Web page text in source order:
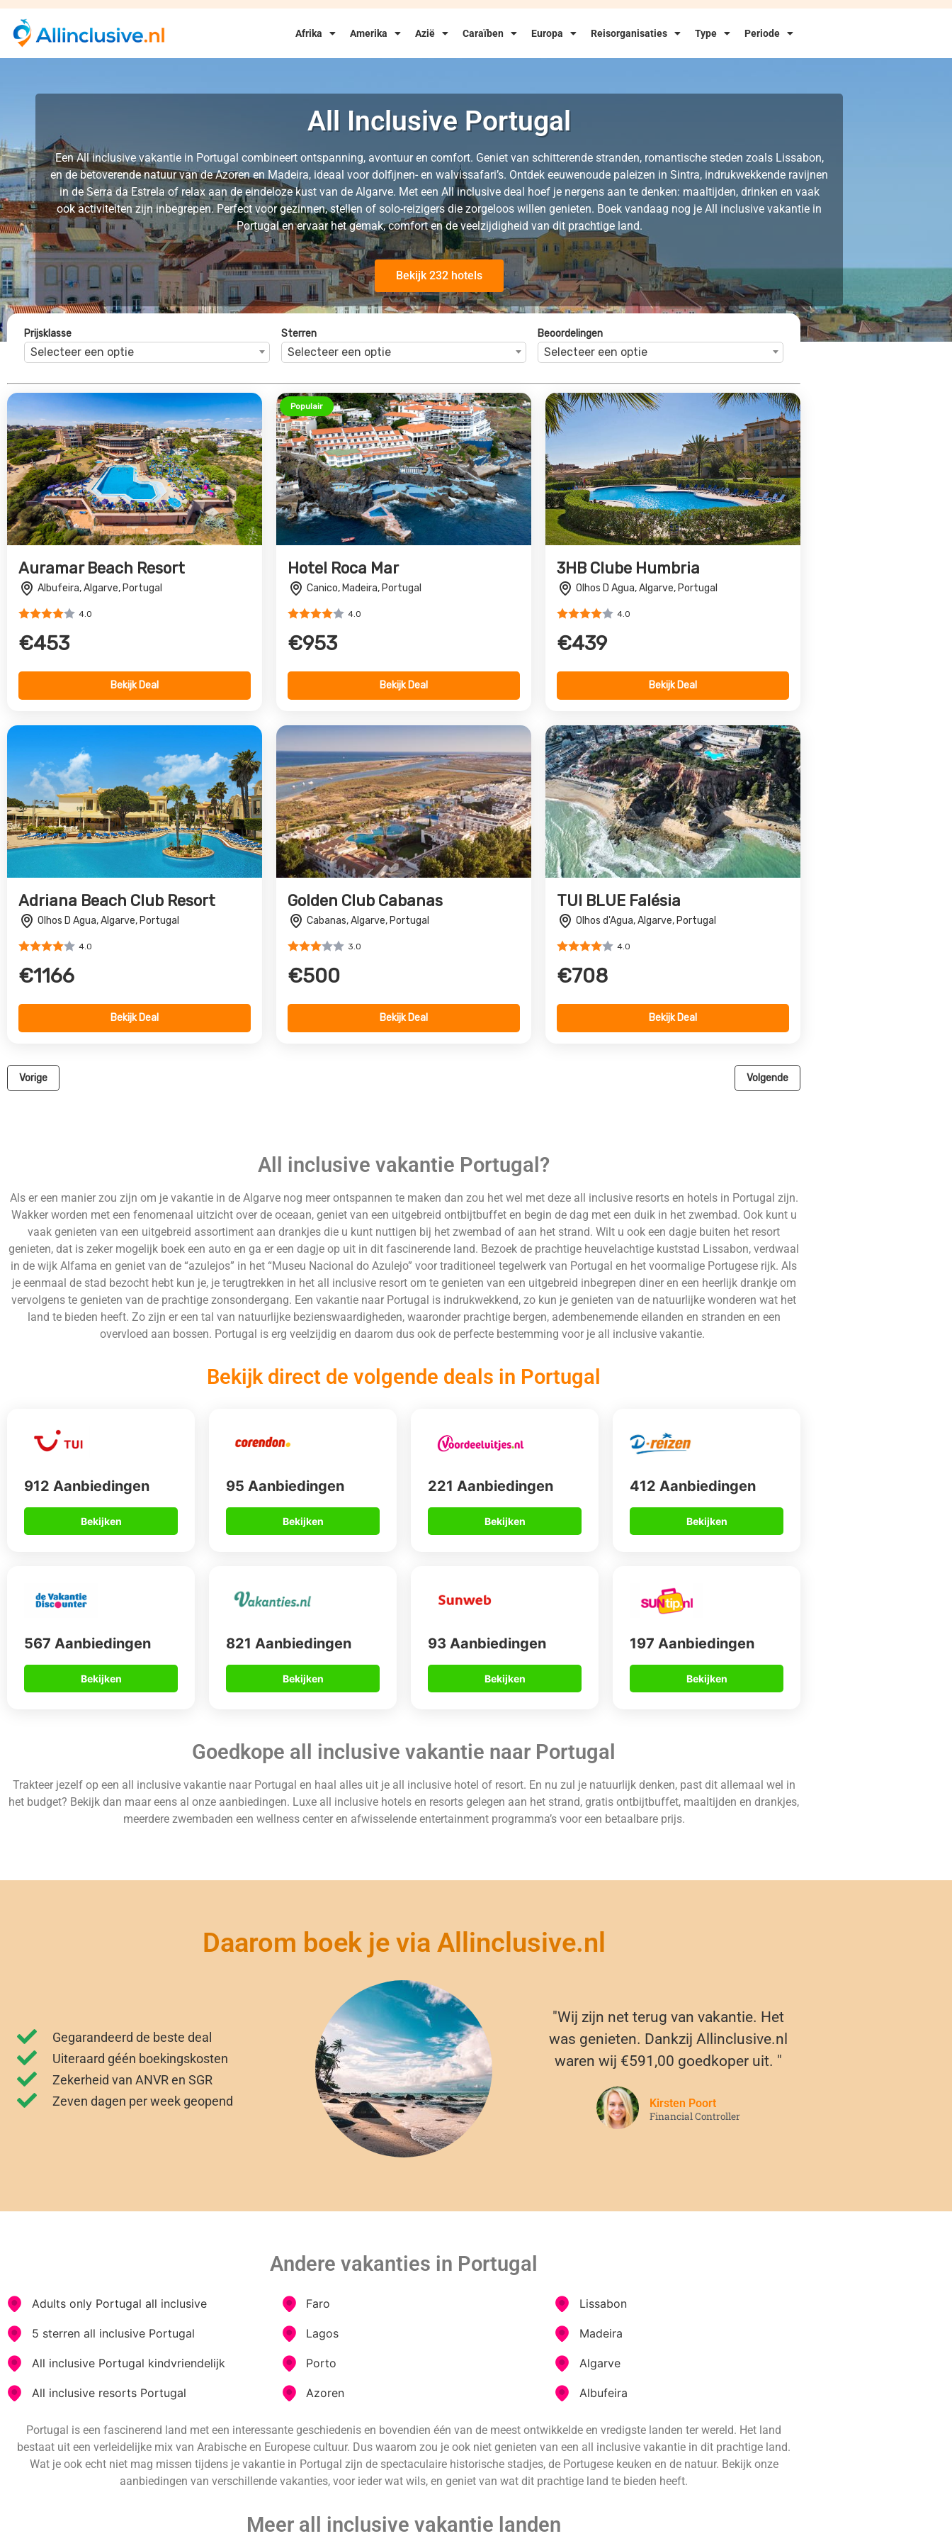
Afrika Amerika Azië Caraïben Europa Reisorganisaties Type Periode
All Inclusive Portugal
Een All inclusive vakantie in Portugal combineert ontspanning, avontuur en comfort. Geniet van schitterende stranden, romantische steden zoals Lissabon,
en de betoverende natuur van de Azoren en Madeira, ideaal voor dolfijnen- en walvissafari’s. Ontdek eeuwenoude paleizen in Sintra, indrukwekkende ravijnen
in de Serra da Estrela of relax aan de eindeloze kust van de Algarve. Met een All inclusive deal hoef je nergens aan te denken: maaltijden, drinken en vaak
ook activiteiten zijn inbegrepen. Perfect voor gezinnen, stellen of solo-reizigers die zorgeloos willen genieten. Boek vandaag nog je All inclusive vakantie in
Portugal en ervaar het gemak, comfort en de veelzijdigheid van dit prachtige land.
Bekijk 232 hotels
Prijsklasse
Selecteer een optie
Sterren
Selecteer een optie
Beoordelingen
Selecteer een optie
Auramar Beach Resort
Albufeira, Algarve, Portugal
4.0
€453
Bekijk Deal
Populair
Hotel Roca Mar
Canico, Madeira, Portugal
4.0
€953
Bekijk Deal
3HB Clube Humbria
Olhos D Agua, Algarve, Portugal
4.0
€439
Bekijk Deal
Adriana Beach Club Resort
Olhos D Agua, Algarve, Portugal
4.0
€1166
Bekijk Deal
Golden Club Cabanas
Cabanas, Algarve, Portugal
3.0
€500
Bekijk Deal
TUI BLUE Falésia
Olhos d'Agua, Algarve, Portugal
4.0
€708
Bekijk Deal
Vorige Volgende
All inclusive vakantie Portugal?
Als er een manier zou zijn om je vakantie in de Algarve nog meer ontspannen te maken dan zou het wel met deze all inclusive resorts en hotels in Portugal zijn.
Wakker worden met een fenomenaal uitzicht over de oceaan, geniet van een uitgebreid ontbijtbuffet en begin de dag met een duik in het zwembad. Ook kunt u
vaak genieten van een uitgebreid assortiment aan drankjes die u kunt nuttigen bij het zwembad of aan het strand. Wilt u ook een dagje buiten het resort
genieten, dat is zeker mogelijk boek een auto en ga er een dagje op uit in dit fascinerende land. Bezoek de prachtige heuvelachtige kuststad Lissabon, verdwaal
in de wijk Alfama en geniet van de “azulejos” in het “Museu Nacional do Azulejo” voor traditioneel tegelwerk van Portugal en het voormalige Portugese rijk. Als
je eenmaal de stad bezocht hebt kun je, je terugtrekken in het all inclusive resort om te genieten van een uitgebreid inbegrepen diner en een heerlijk drankje om
vervolgens te genieten van de prachtige zonsondergang. Een vakantie naar Portugal is indrukwekkend, zo kun je genieten van de natuurlijke wonderen wat het
land te bieden heeft. Zo zijn er een tal van natuurlijke bezienswaardigheden, waaronder prachtige bergen, adembenemende eilanden en stranden en een
overvloed aan bossen. Portugal is erg veelzijdig en daarom dus ook de perfecte bestemming voor je all inclusive vakantie.
Bekijk direct de volgende deals in Portugal
912 Aanbiedingen
Bekijken
95 Aanbiedingen
Bekijken
221 Aanbiedingen
Bekijken
412 Aanbiedingen
Bekijken
567 Aanbiedingen
Bekijken
821 Aanbiedingen
Bekijken
93 Aanbiedingen
Bekijken
197 Aanbiedingen
Bekijken
Goedkope all inclusive vakantie naar Portugal
Trakteer jezelf op een all inclusive vakantie naar Portugal en haal alles uit je all inclusive hotel of resort. En nu zul je natuurlijk denken, past dit allemaal wel in
het budget? Bekijk dan maar eens al onze aanbiedingen. Luxe all inclusive hotels en resorts gelegen aan het strand, gratis ontbijtbuffet, maaltijden en drankjes,
meerdere zwembaden een wellness center en afwisselende entertainment programma’s voor een betaalbare prijs.
Daarom boek je via Allinclusive.nl
Gegarandeerd de beste deal
Uiteraard géén boekingskosten
Zekerheid van ANVR en SGR
Zeven dagen per week geopend
"Wij zijn net terug van vakantie. Het
was genieten. Dankzij Allinclusive.nl
waren wij €591,00 goedkoper uit. "
Kirsten Poort
Financial Controller
Andere vakanties in Portugal
Adults only Portugal all inclusive
5 sterren all inclusive Portugal
All inclusive Portugal kindvriendelijk
All inclusive resorts Portugal
Faro
Lagos
Porto
Azoren
Lissabon
Madeira
Algarve
Albufeira
Portugal is een fascinerend land met een interessante geschiedenis en bovendien één van de meest ontwikkelde en vredigste landen ter wereld. Het land
bestaat uit een verleidelijke mix van Arabische en Europese cultuur. Dus waarom zou je ook niet genieten van een all inclusive vakantie in dit prachtige land.
Wat je ook echt niet mag missen tijdens je vakantie in Portugal zijn de spectaculaire historische stadjes, de Portugese keuken en de natuur. Bekijk onze
aanbiedingen van verschillende vakanties, voor ieder wat wils, en geniet van wat dit prachtige land te bieden heeft.
Meer all inclusive vakantie landen